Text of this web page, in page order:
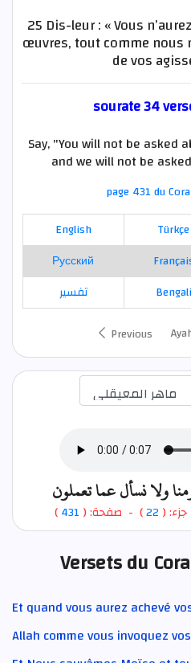
25 Dis-leur : « Vous
œuvres, tout comme nous
de vos
sourate 34
Say, "You will not be asked
and we will not be
page 431 du
English
Türkçe
Русский
تفسير
Bengali
Previous
ولا نسأل عما تعملون
(
22) - صفحة: ( 431
)
Versets du
Et quand vous aurez achevé
Allah comme vous invoquez